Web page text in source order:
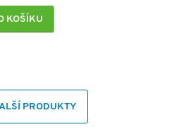
KOŠÍKU
PRODUKTY